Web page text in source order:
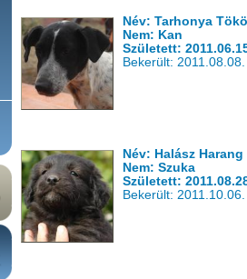
Név: Tarhonya
Nem: Kan
Született:
Bekerült: 2011.08.08.
Név: Halász Harang
Nem: Szuka
Született:
Bekerült: 2011.10.06.